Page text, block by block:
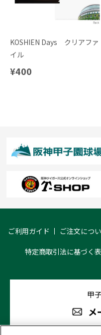
KOSHIEN Days クリアファ
イル
¥400
ご利用ガイド ご注文につ
特定商取引法に基づく
甲
メ